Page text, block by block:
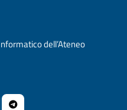
dell’Ateneo